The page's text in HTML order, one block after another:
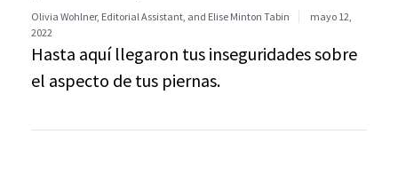
Olivia Wohlner, Editorial Assistant, and Elise Minton Tabin
mayo 12,
2022
Hasta aquí llegaron tus inseguridades sobre
el aspecto de tus piernas.